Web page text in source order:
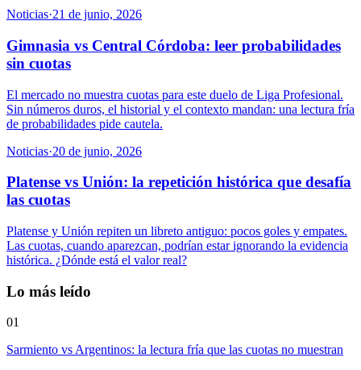
Noticias·21 de junio, 2026
Gimnasia vs Central Córdoba: leer probabilidades
sin cuotas
El mercado no muestra cuotas para este duelo de Liga Profesional.
Sin números duros, el historial y el contexto mandan: una lectura fría
de probabilidades pide cautela.
Noticias·20 de junio, 2026
Platense vs Unión: la repetición histórica que desafía
las cuotas
Platense y Unión repiten un libreto antiguo: pocos goles y empates.
Las cuotas, cuando aparezcan, podrían estar ignorando la evidencia
histórica. ¿Dónde está el valor real?
Lo más leído
01
Sarmiento vs Argentinos: la lectura fría que las cuotas no muestran